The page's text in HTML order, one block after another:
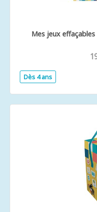
Mes jeux
Dès 4 ans